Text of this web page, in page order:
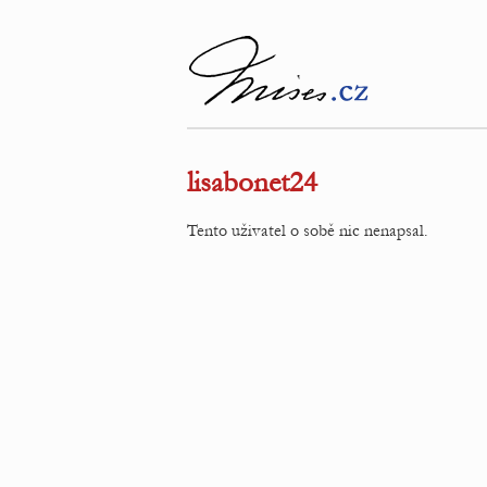
lisabonet24
Tento uživatel o sobě nic nenapsal.